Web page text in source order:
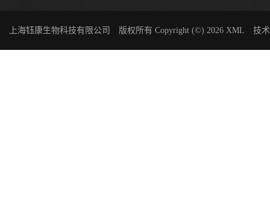
上海钰康生物科技有限公司 版权所有 Copyright (©) 2026 XML 技